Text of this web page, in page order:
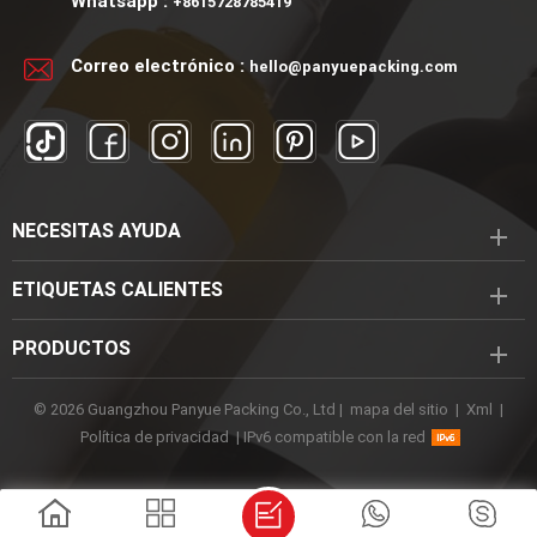
Correo electrónico : hello@panyuepacking.com
NECESITAS AYUDA
ETIQUETAS CALIENTES
PRODUCTOS
© 2026 Guangzhou Panyue Packing Co., Ltd | mapa del sitio | Xml
|
Política de privacidad |IPv6 compatible con la red